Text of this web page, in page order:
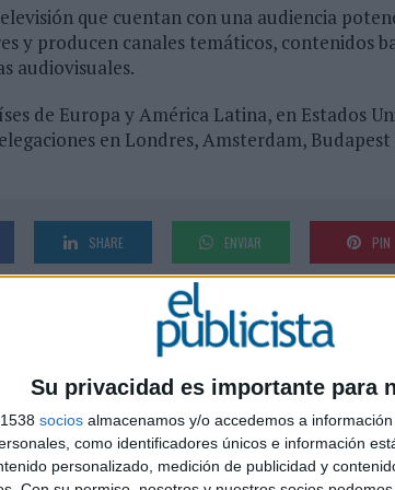
Su privacidad es importante para
socios almacenamos y/o accedemos a
como identificadores únicos e información
personalizado, medición de publicidad y
SPAIN PARA SAMSUNG ELECTRONICS IBERIA
que cuentan con una audiencia
y producen canales temáticos, contenidos
audiovisuales.
de Europa y América Latina, en Estados
en Londres, Amsterdam, Budapest
SHARE ENVIAR PIN